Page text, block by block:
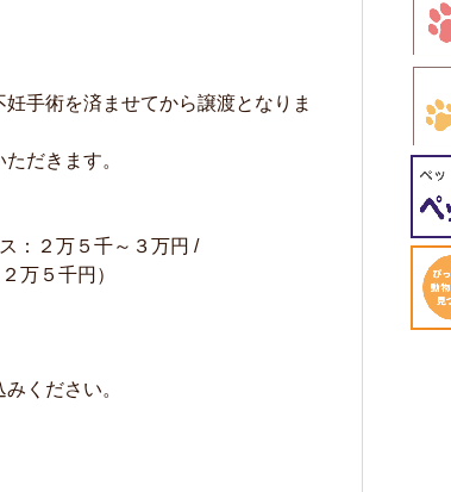
手術を済ませてから譲渡となりま
ただきます。
：２万５千～３万円 /
万５千円）
ください。